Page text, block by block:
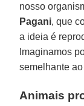
nosso
Pagani, que
a ideia é
Imaginamos
semelhante
Animais